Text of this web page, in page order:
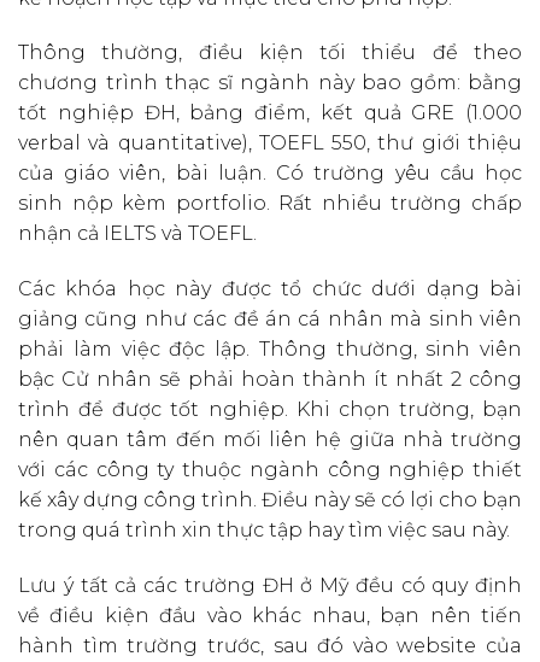
Thông thường, điều kiện tối thiểu để theo
chương trình thạc sĩ ngành này bao gồm: bằng
tốt nghiệp ĐH, bảng điểm, kết quả GRE (1.000
verbal và quantitative), TOEFL 550, thư giới thiệu
của giáo viên, bài luận. Có trường yêu cầu học
sinh nộp kèm portfolio. Rất nhiều trường chấp
nhận cả IELTS và TOEFL.
Các khóa học này được tổ chức dưới dạng bài
giảng cũng như các đề án cá nhân mà sinh viên
phải làm việc độc lập. Thông thường, sinh viên
bậc Cử nhân sẽ phải hoàn thành ít nhất 2 công
trình để được tốt nghiệp. Khi chọn trường, bạn
nên quan tâm đến mối liên hệ giữa nhà trường
với các công ty thuộc ngành công nghiệp thiết
kế xây dựng công trình. Điều này sẽ có lợi cho bạn
trong quá trình xin thực tập hay tìm việc sau này.
Lưu ý tất cả các trường ĐH ở Mỹ đều có quy định
về điều kiện đầu vào khác nhau, bạn nên tiến
hành tìm trường trước, sau đó vào website của